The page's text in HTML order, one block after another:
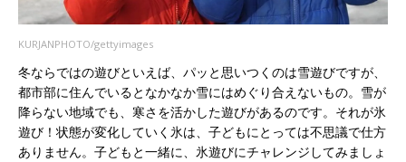
KURJANPHOTO/gettyimages
冬ならではの遊びといえば、パッと思いつくのは雪遊びですが、
都市部に住んでいるとなかなか雪にはめぐり合えないもの。雪が
降らない地域でも、寒さを活かした遊びがあるのです。それが氷
遊び！状態が変化していく氷は、子どもにとっては不思議で仕方
ありません。子どもと一緒に、氷遊びにチャレンジしてみましょ